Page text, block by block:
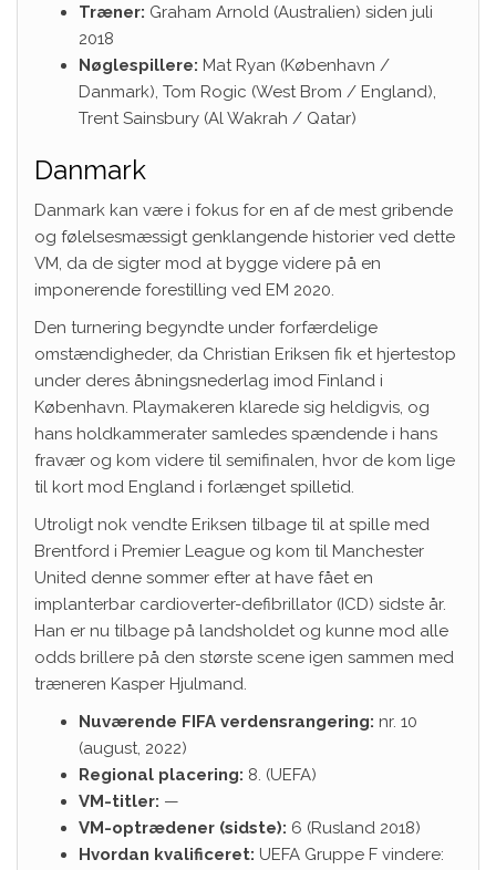
Træner: Graham Arnold (Australien) siden juli
2018
Nøglespillere: Mat Ryan (København /
Danmark), Tom Rogic (West Brom / England),
Trent Sainsbury (Al Wakrah / Qatar)
Danmark
Danmark kan være i fokus for en af ​​de mest gribende
og følelsesmæssigt genklangende historier ved dette
VM, da de sigter mod at bygge videre på en
imponerende forestilling ved EM 2020.
Den turnering begyndte under forfærdelige
omstændigheder, da Christian Eriksen fik et hjertestop
under deres åbningsnederlag imod Finland i
København. Playmakeren klarede sig heldigvis, og
hans holdkammerater samledes spændende i hans
fravær og kom videre til semifinalen, hvor de kom lige
til kort mod England i forlænget spilletid.
Utroligt nok vendte Eriksen tilbage til at spille med
Brentford i Premier League og kom til Manchester
United denne sommer efter at have fået en
implanterbar cardioverter-defibrillator (ICD) sidste år.
Han er nu tilbage på landsholdet og kunne mod alle
odds brillere på den største scene igen sammen med
træneren Kasper Hjulmand.
Nuværende FIFA verdensrangering: nr. 10
(august, 2022)
Regional placering: 8. (UEFA)
VM-titler: —
VM-optrædener (sidste): 6 (Rusland 2018)
Hvordan kvalificeret: UEFA Gruppe F vindere: